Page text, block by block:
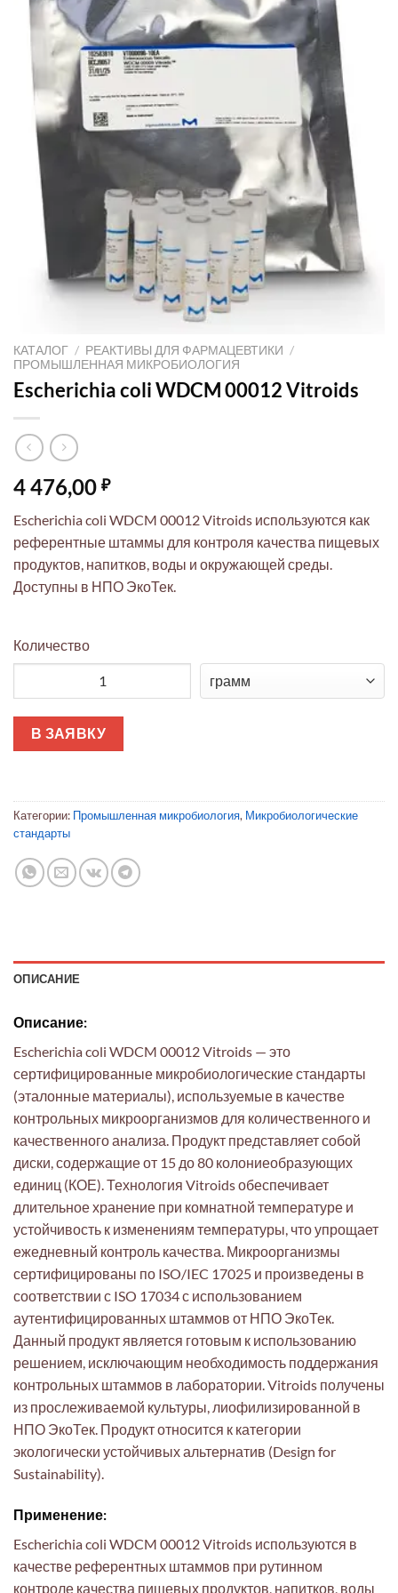
КАТАЛОГ / РЕАКТИВЫ ДЛЯ ФАРМАЦЕВТИКИ /
ПРОМЫШЛЕННАЯ МИКРОБИОЛОГИЯ
Escherichia coli WDCM 00012 Vitroids
4 476,00 ₽
Escherichia coli WDCM 00012 Vitroids используются как
референтные штаммы для контроля качества пищевых
продуктов, напитков, воды и окружающей среды.
Доступны в НПО ЭкоТек.
Количество
В ЗАЯВКУ
Категории: Промышленная микробиология, Микробиологические
стандарты
ОПИСАНИЕ
Описание:
Escherichia coli WDCM 00012 Vitroids — это
сертифицированные микробиологические стандарты
(эталонные материалы), используемые в качестве
контрольных микроорганизмов для количественного и
качественного анализа. Продукт представляет собой
диски, содержащие от 15 до 80 колониеобразующих
единиц (КОЕ). Технология Vitroids обеспечивает
длительное хранение при комнатной температуре и
устойчивость к изменениям температуры, что упрощает
ежедневный контроль качества. Микроорганизмы
сертифицированы по ISO/IEC 17025 и произведены в
соответствии с ISO 17034 с использованием
аутентифицированных штаммов от НПО ЭкоТек.
Данный продукт является готовым к использованию
решением, исключающим необходимость поддержания
контрольных штаммов в лаборатории. Vitroids получены
из прослеживаемой культуры, лиофилизированной в
НПО ЭкоТек. Продукт относится к категории
экологически устойчивых альтернатив (Design for
Sustainability).
Применение:
Escherichia coli WDCM 00012 Vitroids используются в
качестве референтных штаммов при рутинном
контроле качества пищевых продуктов, напитков, воды